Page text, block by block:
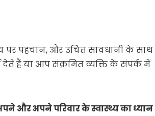
पर पहचान, और उचित सावधानी के साथ
हैं या आप संक्रमित व्यक्ति के संपर्क में
और अपने परिवार के स्वास्थ्य का ध्यान